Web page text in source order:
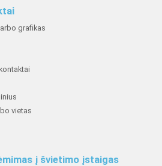
grafikas
vietas
į švietimo įstaigas